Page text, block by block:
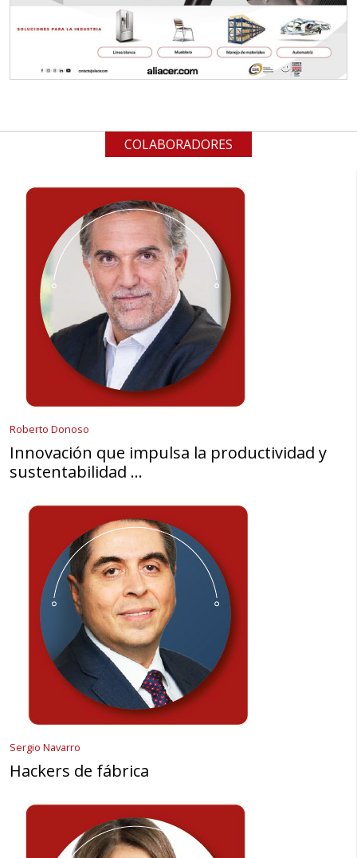
COLABORADORES
Roberto Donoso
Innovación que impulsa la productividad y
sustentabilidad …
Sergio Navarro
Hackers de fábrica